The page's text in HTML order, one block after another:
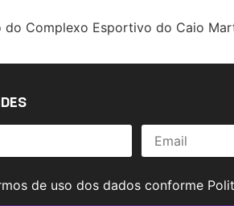
Complexo Esportivo do Caio
de uso dos dados conforme